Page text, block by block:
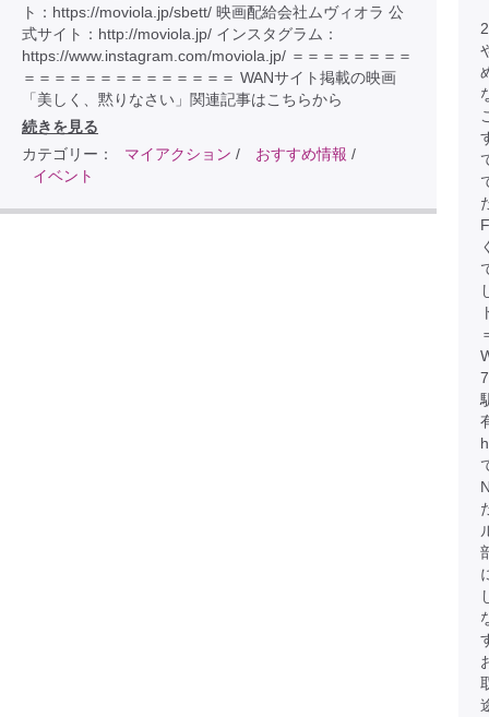
ト：https://moviola.jp/sbett/ 映画配給会社ムヴィオラ 公
式サイト：http://moviola.jp/ インスタグラム：
https://www.instagram.com/moviola.jp/ ＝＝＝＝＝＝＝＝
＝＝＝＝＝＝＝＝＝＝＝＝＝＝ WANサイト掲載の映画
「美しく、黙りなさい」関連記事はこちらから
続きを見る
カテゴリー：
マイアクション / おすすめ情報 /
イベント